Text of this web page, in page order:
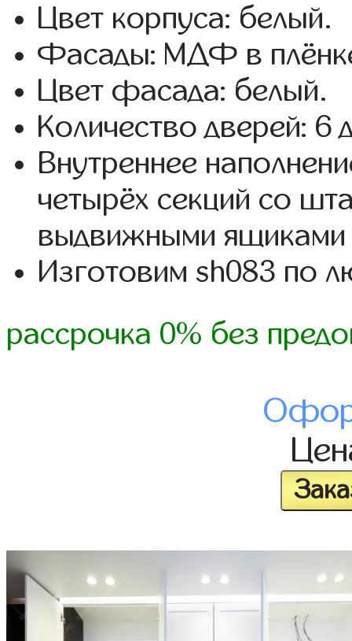
Цвет корпуса: белый.
Фасады: МДФ в
Цвет фасада: белый.
Количество дверей: 6
Внутреннее
четырёх секций со
выдвижными ящиками
Изготовим sh083 по
рассрочка 0% без